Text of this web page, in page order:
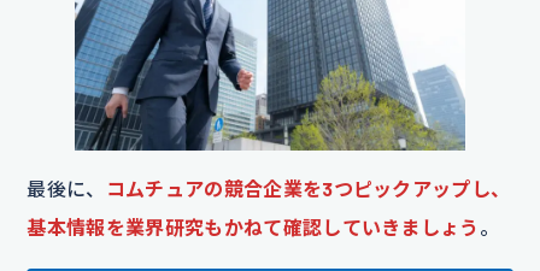
最後に、
コムチュアの競合企業を3つピックアップし、
基本情報を業界研究もかねて確認していきましょう 。